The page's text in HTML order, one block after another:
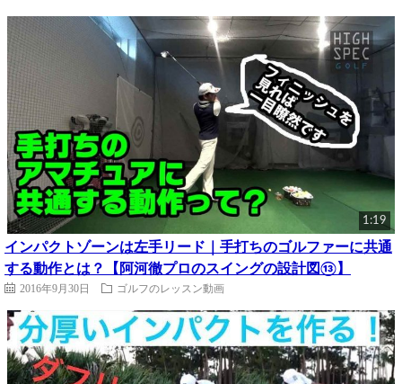
1:19
インパクトゾーンは左手リード｜手打ちのゴルファーに共通
する動作とは？【阿河徹プロのスイングの設計図⑬】
2016年9月30日 ゴルフのレッスン動画